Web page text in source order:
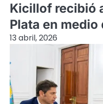
Kicillof recibió
Plata en medio
13 abril, 2026